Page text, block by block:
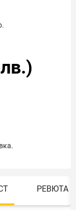
лв.)
РЕВЮТА